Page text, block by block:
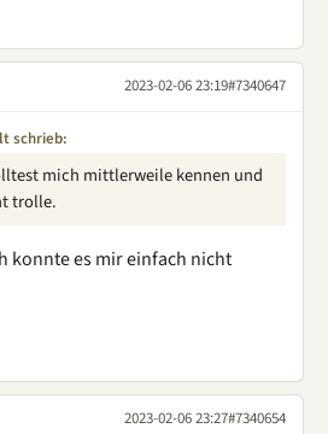
2023-02-06 23:19#7340647
schrieb:
mich mittlerweile kennen und
trolle.
konnte es mir einfach nicht
2023-02-06 23:27#7340654